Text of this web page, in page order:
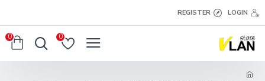
LOGIN
REGISTER
0
0